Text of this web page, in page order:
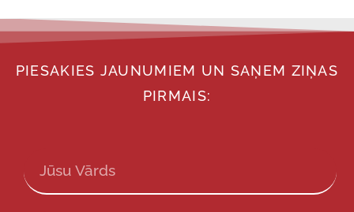
PIESAKIES JAUNUMIEM UN SAŅEM ZIŅAS
PIRMAIS: